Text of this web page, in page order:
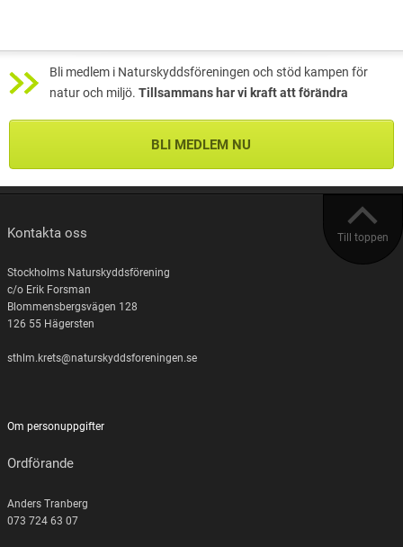
Bli medlem i Naturskyddsföreningen och stöd kampen för
natur och miljö. Tillsammans har vi kraft att förändra
BLI MEDLEM NU
Till toppen
Kontakta oss
Stockholms Naturskyddsförening
c/o Erik Forsman
Blommensbergsvägen 128
126 55 Hägersten
sthlm.krets@naturskyddsforeningen.se
Om personuppgifter
Ordförande
Anders Tranberg
073 724 63 07